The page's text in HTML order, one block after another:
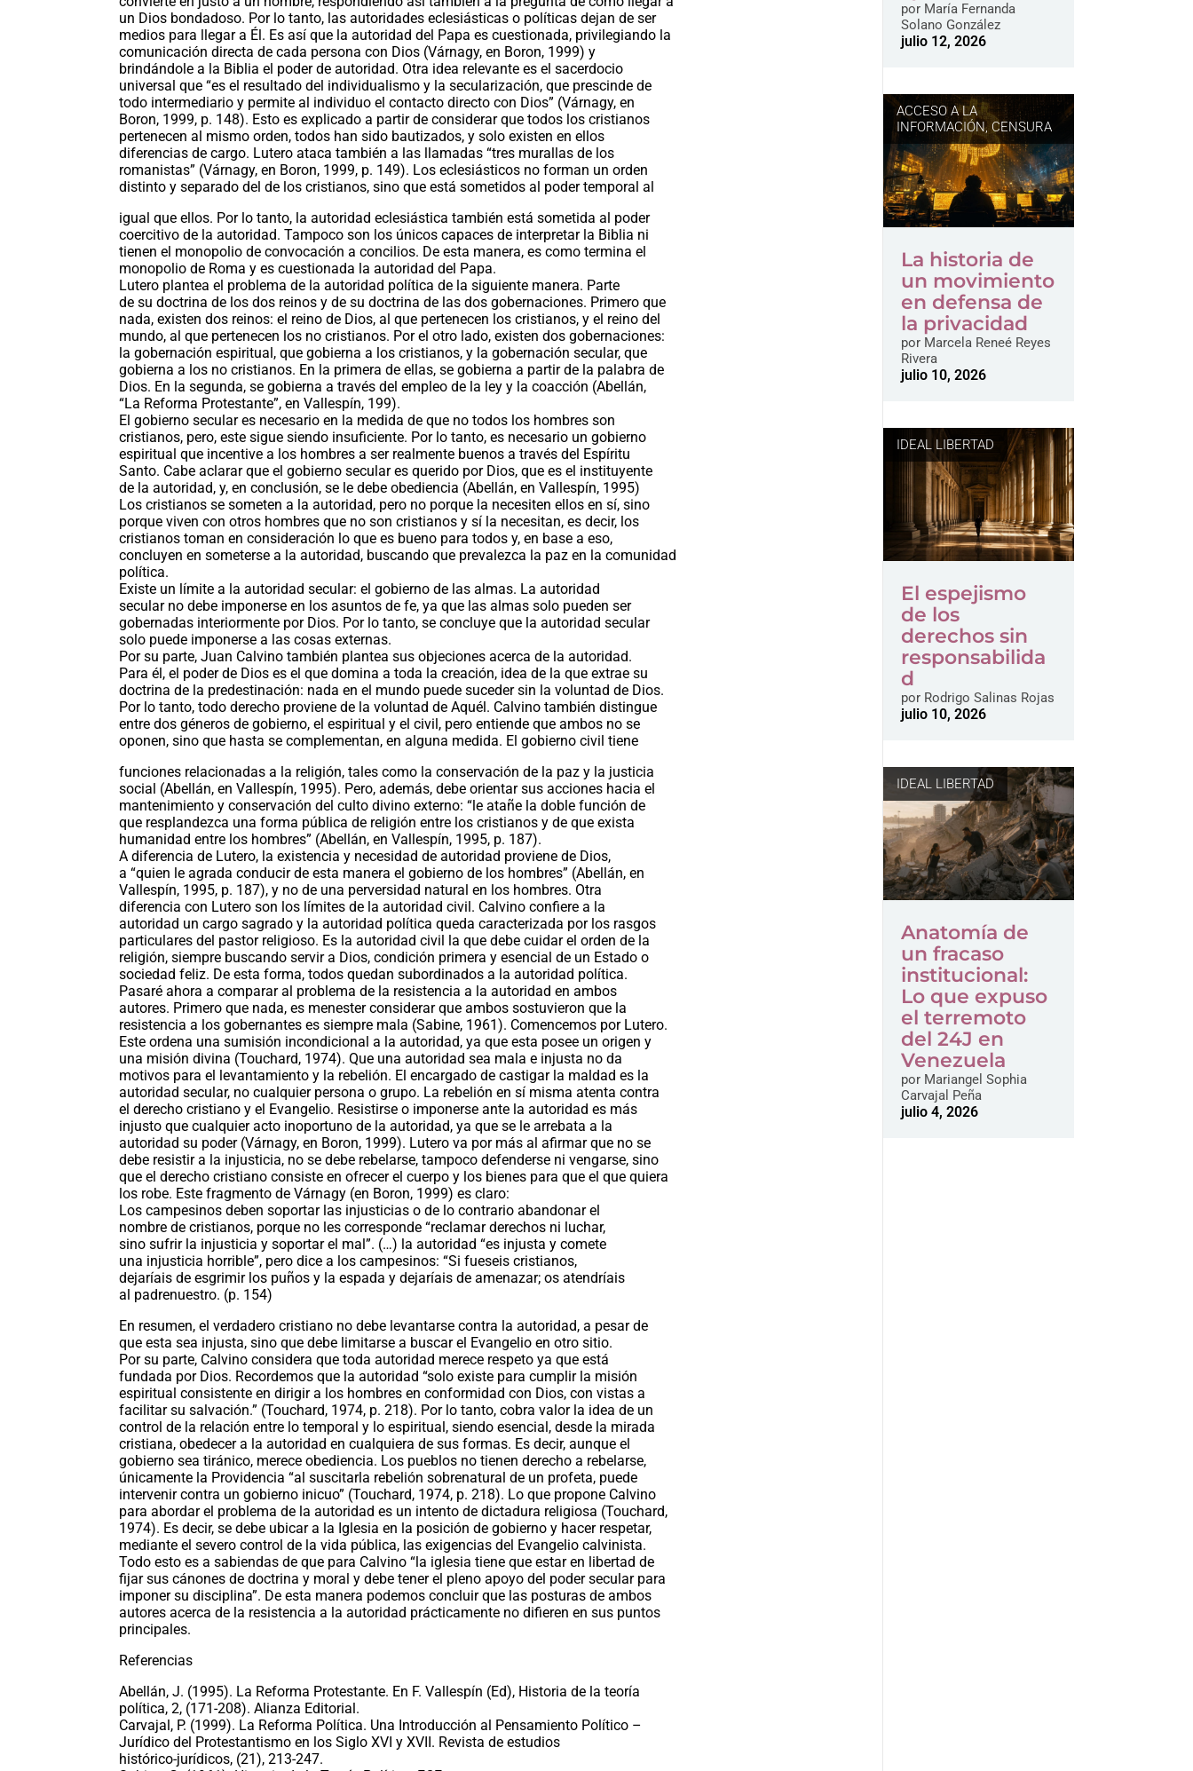
un Dios bondadoso. Por lo tanto, las autoridades eclesiásticas o políticas dejan de ser
medios para llegar a Él. Es así que la autoridad del Papa es cuestionada, privilegiando la
comunicación directa de cada persona con Dios (Várnagy, en Boron, 1999) y
brindándole a la Biblia el poder de autoridad. Otra idea relevante es el sacerdocio
universal que “es el resultado del individualismo y la secularización, que prescinde de
todo intermediario y permite al individuo el contacto directo con Dios” (Várnagy, en
Boron, 1999, p. 148). Esto es explicado a partir de considerar que todos los cristianos
pertenecen al mismo orden, todos han sido bautizados, y solo existen en ellos
diferencias de cargo. Lutero ataca también a las llamadas “tres murallas de los
romanistas” (Várnagy, en Boron, 1999, p. 149). Los eclesiásticos no forman un orden
distinto y separado del de los cristianos, sino que está sometidos al poder temporal al
igual que ellos. Por lo tanto, la autoridad eclesiástica también está sometida al poder
coercitivo de la autoridad. Tampoco son los únicos capaces de interpretar la Biblia ni
tienen el monopolio de convocación a concilios. De esta manera, es como termina el
monopolio de Roma y es cuestionada la autoridad del Papa.
Lutero plantea el problema de la autoridad política de la siguiente manera. Parte
de su doctrina de los dos reinos y de su doctrina de las dos gobernaciones. Primero que
nada, existen dos reinos: el reino de Dios, al que pertenecen los cristianos, y el reino del
mundo, al que pertenecen los no cristianos. Por el otro lado, existen dos gobernaciones:
la gobernación espiritual, que gobierna a los cristianos, y la gobernación secular, que
gobierna a los no cristianos. En la primera de ellas, se gobierna a partir de la palabra de
Dios. En la segunda, se gobierna a través del empleo de la ley y la coacción (Abellán,
“La Reforma Protestante”, en Vallespín, 199).
El gobierno secular es necesario en la medida de que no todos los hombres son
cristianos, pero, este sigue siendo insuficiente. Por lo tanto, es necesario un gobierno
espiritual que incentive a los hombres a ser realmente buenos a través del Espíritu
Santo. Cabe aclarar que el gobierno secular es querido por Dios, que es el instituyente
de la autoridad, y, en conclusión, se le debe obediencia (Abellán, en Vallespín, 1995)
Los cristianos se someten a la autoridad, pero no porque la necesiten ellos en sí, sino
porque viven con otros hombres que no son cristianos y sí la necesitan, es decir, los
cristianos toman en consideración lo que es bueno para todos y, en base a eso,
concluyen en someterse a la autoridad, buscando que prevalezca la paz en la comunidad
política.
Existe un límite a la autoridad secular: el gobierno de las almas. La autoridad
secular no debe imponerse en los asuntos de fe, ya que las almas solo pueden ser
gobernadas interiormente por Dios. Por lo tanto, se concluye que la autoridad secular
solo puede imponerse a las cosas externas.
Por su parte, Juan Calvino también plantea sus objeciones acerca de la autoridad.
Para él, el poder de Dios es el que domina a toda la creación, idea de la que extrae su
doctrina de la predestinación: nada en el mundo puede suceder sin la voluntad de Dios.
Por lo tanto, todo derecho proviene de la voluntad de Aquél. Calvino también distingue
entre dos géneros de gobierno, el espiritual y el civil, pero entiende que ambos no se
oponen, sino que hasta se complementan, en alguna medida. El gobierno civil tiene
funciones relacionadas a la religión, tales como la conservación de la paz y la justicia
social (Abellán, en Vallespín, 1995). Pero, además, debe orientar sus acciones hacia el
mantenimiento y conservación del culto divino externo: “le atañe la doble función de
que resplandezca una forma pública de religión entre los cristianos y de que exista
humanidad entre los hombres” (Abellán, en Vallespín, 1995, p. 187).
A diferencia de Lutero, la existencia y necesidad de autoridad proviene de Dios,
a “quien le agrada conducir de esta manera el gobierno de los hombres” (Abellán, en
Vallespín, 1995, p. 187), y no de una perversidad natural en los hombres. Otra
diferencia con Lutero son los límites de la autoridad civil. Calvino confiere a la
autoridad un cargo sagrado y la autoridad política queda caracterizada por los rasgos
particulares del pastor religioso. Es la autoridad civil la que debe cuidar el orden de la
religión, siempre buscando servir a Dios, condición primera y esencial de un Estado o
sociedad feliz. De esta forma, todos quedan subordinados a la autoridad política.
Pasaré ahora a comparar al problema de la resistencia a la autoridad en ambos
autores. Primero que nada, es menester considerar que ambos sostuvieron que la
resistencia a los gobernantes es siempre mala (Sabine, 1961). Comencemos por Lutero.
Este ordena una sumisión incondicional a la autoridad, ya que esta posee un origen y
una misión divina (Touchard, 1974). Que una autoridad sea mala e injusta no da
motivos para el levantamiento y la rebelión. El encargado de castigar la maldad es la
autoridad secular, no cualquier persona o grupo. La rebelión en sí misma atenta contra
el derecho cristiano y el Evangelio. Resistirse o imponerse ante la autoridad es más
injusto que cualquier acto inoportuno de la autoridad, ya que se le arrebata a la
autoridad su poder (Várnagy, en Boron, 1999). Lutero va por más al afirmar que no se
debe resistir a la injusticia, no se debe rebelarse, tampoco defenderse ni vengarse, sino
que el derecho cristiano consiste en ofrecer el cuerpo y los bienes para que el que quiera
los robe. Este fragmento de Várnagy (en Boron, 1999) es claro:
Los campesinos deben soportar las injusticias o de lo contrario abandonar el
nombre de cristianos, porque no les corresponde “reclamar derechos ni luchar,
sino sufrir la injusticia y soportar el mal”. (…) la autoridad “es injusta y comete
una injusticia horrible”, pero dice a los campesinos: “Si fueseis cristianos,
dejaríais de esgrimir los puños y la espada y dejaríais de amenazar; os atendríais
al padrenuestro. (p. 154)
En resumen, el verdadero cristiano no debe levantarse contra la autoridad, a pesar de
que esta sea injusta, sino que debe limitarse a buscar el Evangelio en otro sitio.
Por su parte, Calvino considera que toda autoridad merece respeto ya que está
fundada por Dios. Recordemos que la autoridad “solo existe para cumplir la misión
espiritual consistente en dirigir a los hombres en conformidad con Dios, con vistas a
facilitar su salvación.” (Touchard, 1974, p. 218). Por lo tanto, cobra valor la idea de un
control de la relación entre lo temporal y lo espiritual, siendo esencial, desde la mirada
cristiana, obedecer a la autoridad en cualquiera de sus formas. Es decir, aunque el
gobierno sea tiránico, merece obediencia. Los pueblos no tienen derecho a rebelarse,
únicamente la Providencia “al suscitarla rebelión sobrenatural de un profeta, puede
intervenir contra un gobierno inicuo” (Touchard, 1974, p. 218). Lo que propone Calvino
para abordar el problema de la autoridad es un intento de dictadura religiosa (Touchard,
1974). Es decir, se debe ubicar a la Iglesia en la posición de gobierno y hacer respetar,
mediante el severo control de la vida pública, las exigencias del Evangelio calvinista.
Todo esto es a sabiendas de que para Calvino “la iglesia tiene que estar en libertad de
fijar sus cánones de doctrina y moral y debe tener el pleno apoyo del poder secular para
imponer su disciplina”. De esta manera podemos concluir que las posturas de ambos
autores acerca de la resistencia a la autoridad prácticamente no difieren en sus puntos
principales.
Referencias
Abellán, J. (1995). La Reforma Protestante. En F. Vallespín (Ed), Historia de la teoría
política, 2,​ (171-208). Alianza Editorial.
Carvajal, P. (1999). La Reforma Política. Una Introducción al Pensamiento Político –
Jurídico del Protestantismo en los Siglo XVI y XVII. Revista de estudios
histórico-jurídicos, (21), 213-247.
porMaría Fernanda
Solano González
julio 12, 2026
ACCESO A LA
INFORMACIÓN, CENSURA
La historia de
un movimiento
en defensa de
la privacidad
porMarcela Reneé Reyes
Rivera
julio 10, 2026
IDEAL LIBERTAD
El espejismo
de los
derechos sin
responsabilida
d
porRodrigo Salinas Rojas
julio 10, 2026
IDEAL LIBERTAD
Anatomía de
un fracaso
institucional:
Lo que expuso
el terremoto
del 24J en
Venezuela
porMariangel Sophia
Carvajal Peña
julio 4, 2026